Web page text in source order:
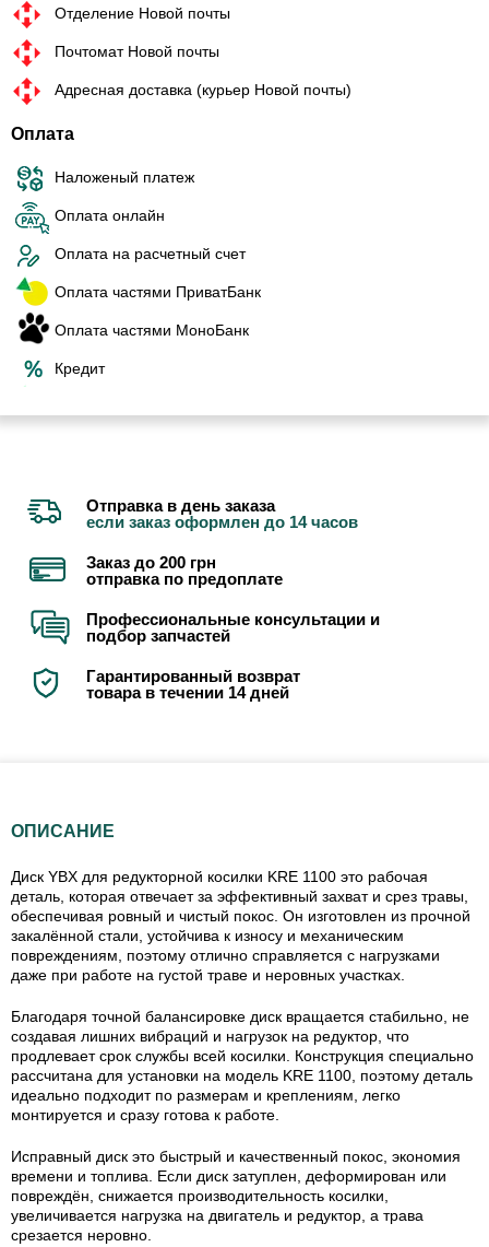
Отделение Новой почты
Почтомат Новой почты
Адресная доставка (курьер Новой почты)
Оплата
Наложеный платеж
Оплата онлайн
Оплата на расчетный счет
Оплата частями ПриватБанк
Оплата частями МоноБанк
Кредит
Отправка в день заказа
если заказ оформлен до 14 часов
Заказ до 200 грн
отправка по предоплате
Профессиональные консультации и
подбор запчастей
Гарантированный возврат
товара в течении 14 дней
ОПИСАНИЕ
Диск YBX для редукторной косилки KRE 1100 это рабочая
деталь, которая отвечает за эффективный захват и срез травы,
обеспечивая ровный и чистый покос. Он изготовлен из прочной
закалённой стали, устойчива к износу и механическим
повреждениям, поэтому отлично справляется с нагрузками
даже при работе на густой траве и неровных участках.
Благодаря точной балансировке диск вращается стабильно, не
создавая лишних вибраций и нагрузок на редуктор, что
продлевает срок службы всей косилки. Конструкция специально
рассчитана для установки на модель KRE 1100, поэтому деталь
идеально подходит по размерам и креплениям, легко
монтируется и сразу готова к работе.
Исправный диск это быстрый и качественный покос, экономия
времени и топлива. Если диск затуплен, деформирован или
повреждён, снижается производительность косилки,
увеличивается нагрузка на двигатель и редуктор, а трава
срезается неровно.